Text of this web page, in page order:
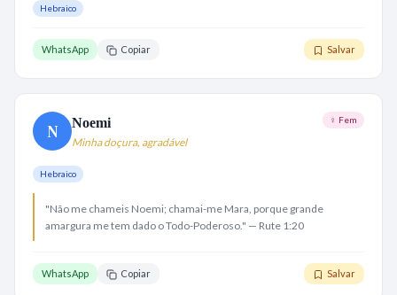
Hebraico
WhatsApp Copiar Salvar
N Noemi
Minha doçura, agradável
♀ Fem
Hebraico
"Não me chameis Noemi; chamai-me Mara, porque grande
amargura me tem dado o Todo-Poderoso." — Rute 1:20
WhatsApp Copiar Salvar